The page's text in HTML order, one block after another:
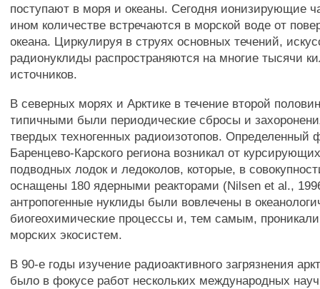
поступают в моря и океаны. Сегодня ионизирующие
ином количестве встречаются в морской воде от
океана. Циркулируя в струях основных течений,
радионуклиды распространяются на многие тысячи
источников.
В северных морях и Арктике в течение второй
типичными были периодические сбросы и
твердых техногенных радиоизотопов. Определенный
Баренцево-Карского региона возникал от
подводных лодок и ледоколов, которые, в
оснащены 180 ядерными реакторами (Nilsen et al.,
антропогенные нуклиды были вовлечены в
биогеохимические процессы и, тем самым,
морских экосистем.
В 90-е годы изучение радиоактивного загрязнения
было в фокусе работ нескольких международных